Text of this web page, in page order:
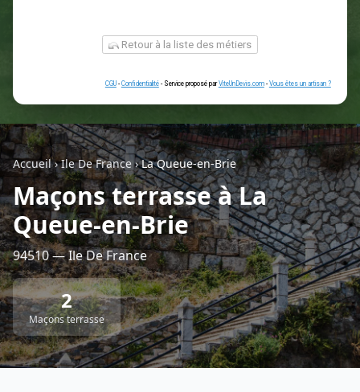
ou
Retour à la liste des métiers
CGU-Confidentialité- Service proposé parViteUnDevis.com -Vous
Accueil›Ile De France›La Queue-en-Brie
Maçons terrasse à La
Queue-en-Brie
94510 — Ile De France
2
Maçons terrasse